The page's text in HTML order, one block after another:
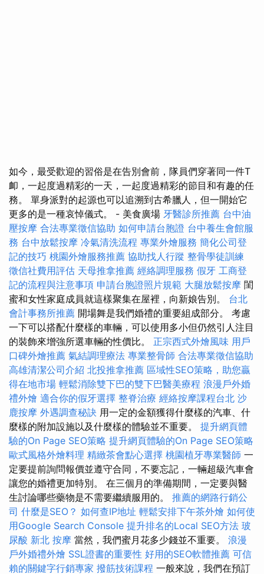
如今，最受歡迎的習俗是在告別會前，隊員們穿著同一件T
卹，一起度過精彩的一天，一起度過精彩的節目和有趣的任
務。 單身派對的起源也可以追溯到古希臘人，但一開始它
更多的是一種哀悼儀式。 - 美食廣場 牙醫診所推薦 台中油
壓按摩 合法專業徵信協助 如何申請台胞證 台中養生會館服
務 台中放鬆按摩 冷氣清洗流程 專業外燴服務 簡化公司登
記的技巧 桃園外燴服務推薦 協助找人行蹤 整骨學徒訓練
徵信社費用評估 天母推拿推薦 經絡調理服務 假牙 工商登
記的流程與注意事項 申請台胞證照片規範 大腿放鬆按摩 閨
蜜和女性家庭成員就這樣聚集在屋裡，向新娘告別。 台北
會計事務所推薦 開場舞是我們婚禮的重要組成部分。 考慮
一下可以搭配什麼樣的車輛，可以使用多小但仍然引人注目
的裝飾來增強所選車輛的性價比。 正宗西式外燴風味 用戶
口碑外燴推薦 氣結調理療法 專業整骨師 合法專業徵信協助
高雄清潔公司介紹 北投推拿推薦 區域性SEO策略，助您贏
得在地市場 輕鬆消除雙下巴的雙下巴醫美療程 浪漫戶外婚
禮外燴 適合你的假牙選擇 整脊治療 經絡按摩課程台北 沙
鹿按摩 外遇調查秘訣 用一定的金額獲得什麼樣的汽車、什
麼樣的附加設施以及什麼樣的體驗並不重要。 提升網頁體
驗的On Page SEO策略 提升網頁體驗的On Page SEO策略
歐式風格外燴料理 精緻茶會點心選擇 桃園植牙專業醫師 一
定要提前詢問報價並遵守合同，不要忘記，一輛超級汽車會
讓您的婚禮更加特別。 在三個月的準備期間，一定要與醫
生討論哪些藥物是不需要繼續服用的。 推薦的網路行銷公
司 什麼是SEO？ 如何查IP地址 輕鬆安排下午茶外燴 如何使
用Google Search Console 提升排名的Local SEO方法 玻
尿酸 新北 按摩 當然，我們蜜月花多少錢並不重要。 浪漫
戶外婚禮外燴 SSL證書的重要性 好用的SEO軟體推薦 可信
賴的關鍵字行銷專家 撥筋技術課程 一般來說，我們在預訂